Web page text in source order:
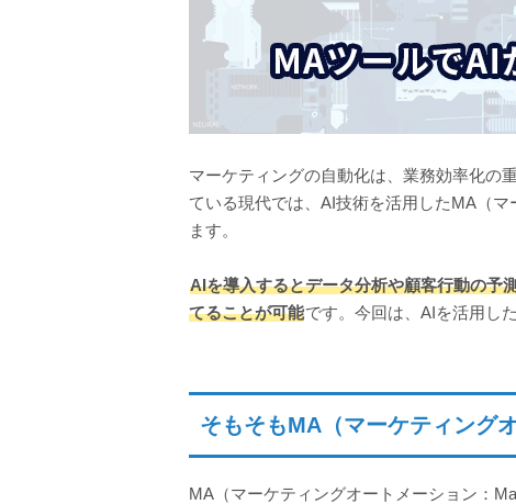
マーケティングの自動化は、業務効率化の
ている現代では、AI技術を活用したMA（
ます。
AIを導入するとデータ分析や顧客行動の予
てることが可能です。今回は、AIを活用し
そもそもMA（マーケティング
MA（マーケティングオートメーション：